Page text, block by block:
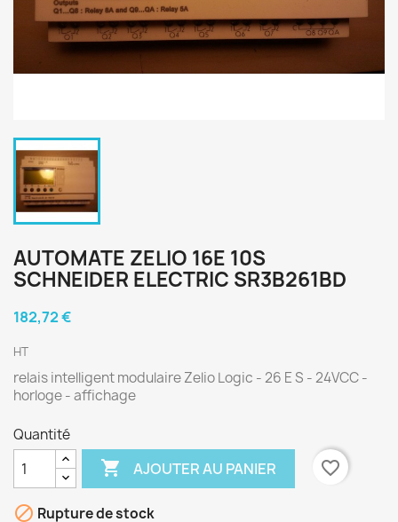
AUTOMATE ZELIO 16E 10S
SCHNEIDER ELECTRIC SR3B261BD
182,72 €
HT
relais intelligent modulaire Zelio Logic - 26 E S - 24VCC -
horloge - affichage
Quantité
 AJOUTER AU PANIER favorite_border
 Rupture de stock